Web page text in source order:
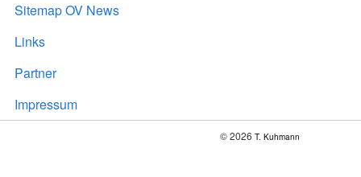
Sitemap OV News
Links
Partner
Impressum
© 2026 T. Kuhmann